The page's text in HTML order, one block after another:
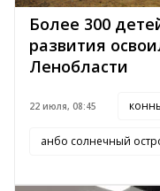
Более 300
развития
Ленобласти
22 июля, 08:45
анбо солнечный